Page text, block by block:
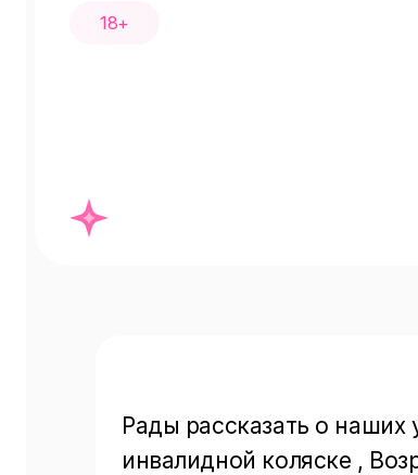
18+
Рады рассказать о наших
инвалидной коляске ,